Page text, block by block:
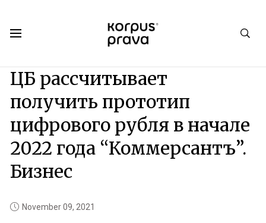
ЦБ рассчитывает
получить прототип
цифрового рубля в начале
2022 года “Коммерсантъ”.
Бизнес
November 09, 2021